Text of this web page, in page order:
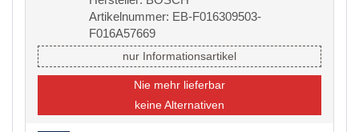
Artikelnummer: EB-F016309503-
F016A57669
nur Informationsartikel
Nie mehr lieferbar
keine Alternativen